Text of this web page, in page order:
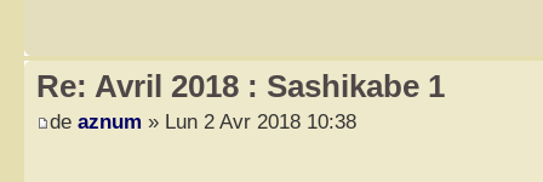
Re: Avril 2018 : Sashikabe 1
de aznum » Lun 2 Avr 2018 10:38